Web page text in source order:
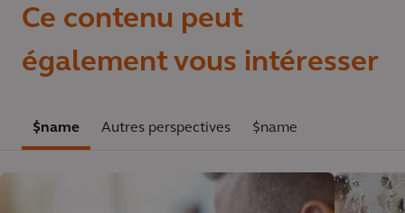
Ce contenu peut
également vous intéresser
$name Autres perspectives $name